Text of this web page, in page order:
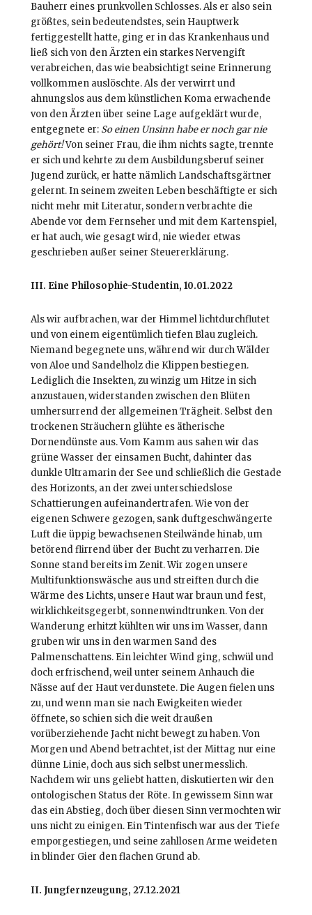
Bauherr eines prunkvollen Schlosses. Als er also sein
größtes, sein bedeutendstes, sein Hauptwerk
fertiggestellt hatte, ging er in das Krankenhaus und
ließ sich von den Ärzten ein starkes Nervengift
verabreichen, das wie beabsichtigt seine Erinnerung
vollkommen auslöschte. Als der verwirrt und
ahnungslos aus dem künstlichen Koma erwachende
von den Ärzten über seine Lage aufgeklärt wurde,
entgegnete er: So einen Unsinn habe er noch gar nie
gehört!Von seiner Frau, die ihm nichts sagte, trennte
er sich und kehrte zu dem Ausbildungsberuf seiner
Jugend zurück, er hatte nämlich Landschaftsgärtner
gelernt. In seinem zweiten Leben beschäftigte er sich
nicht mehr mit Literatur, sondern verbrachte die
Abende vor dem Fernseher und mit dem Kartenspiel,
er hat auch, wie gesagt wird, nie wieder etwas
geschrieben außer seiner Steuererklärung.
III. Eine Philosophie-Studentin, 10.01.2022
Als wir aufbrachen, war der Himmel lichtdurchflutet
und von einem eigentümlich tiefen Blau zugleich.
Niemand begegnete uns, während wir durch Wälder
von Aloe und Sandelholz die Klippen bestiegen.
Lediglich die Insekten, zu winzig um Hitze in sich
anzustauen, widerstanden zwischen den Blüten
umhersurrend der allgemeinen Trägheit. Selbst den
trockenen Sträuchern glühte es ätherische
Dornendünste aus. Vom Kamm aus sahen wir das
grüne Wasser der einsamen Bucht, dahinter das
dunkle Ultramarin der See und schließlich die Gestade
des Horizonts, an der zwei unterschiedslose
Schattierungen aufeinandertrafen. Wie von der
eigenen Schwere gezogen, sank duftgeschwängerte
Luft die üppig bewachsenen Steilwände hinab, um
betörend flirrend über der Bucht zu verharren. Die
Sonne stand bereits im Zenit. Wir zogen unsere
Multifunktionswäsche aus und streiften durch die
Wärme des Lichts, unsere Haut war braun und fest,
wirklichkeitsgegerbt, sonnenwindtrunken. Von der
Wanderung erhitzt kühlten wir uns im Wasser, dann
gruben wir uns in den warmen Sand des
Palmenschattens. Ein leichter Wind ging, schwül und
doch erfrischend, weil unter seinem Anhauch die
Nässe auf der Haut verdunstete. Die Augen fielen uns
zu, und wenn man sie nach Ewigkeiten wieder
öffnete, so schien sich die weit draußen
vorüberziehende Jacht nicht bewegt zu haben. Von
Morgen und Abend betrachtet, ist der Mittag nur eine
dünne Linie, doch aus sich selbst unermesslich.
Nachdem wir uns geliebt hatten, diskutierten wir den
ontologischen Status der Röte. In gewissem Sinn war
das ein Abstieg, doch über diesen Sinn vermochten wir
uns nicht zu einigen. Ein Tintenfisch war aus der Tiefe
emporgestiegen, und seine zahllosen Arme weideten
in blinder Gier den flachen Grund ab.
II. Jungfernzeugung, 27.12.2021